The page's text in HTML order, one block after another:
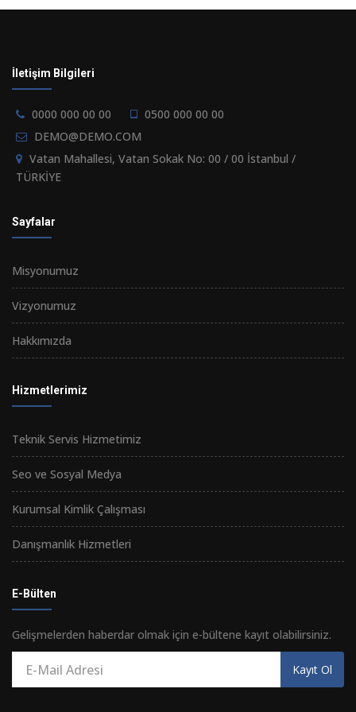
Hizmeti
İletişim Bilgileri
0000 000 00 00
0500 000 00 00
DEMO@DEMO.COM
Vatan Mahallesi, Vatan Sokak No: 00 / 00 İstanbul /
TÜRKİYE
Sayfalar
Misyonumuz
Vizyonumuz
Hakkımızda
Hizmetlerimiz
Teknik Servis Hizmetimiz
Seo ve Sosyal Medya
Kurumsal Kimlik Çalışması
Danışmanlık Hizmetleri
E-Bülten
Gelişmelerden haberdar olmak için e-bültene kayıt olabilirsiniz.
Kayıt Ol